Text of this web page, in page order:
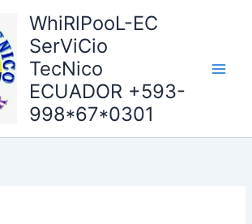
WhiRlPooL-EC
SerViCio
TecNico
ECUADOR +593-
998*67*0301